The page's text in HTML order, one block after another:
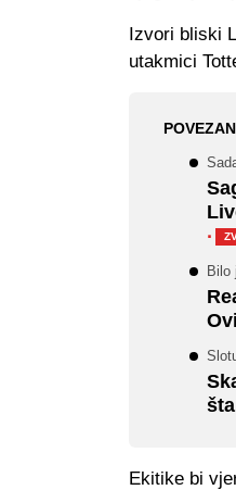
Izvori bliski
utakmici
·
Bilo
Ekitike bi